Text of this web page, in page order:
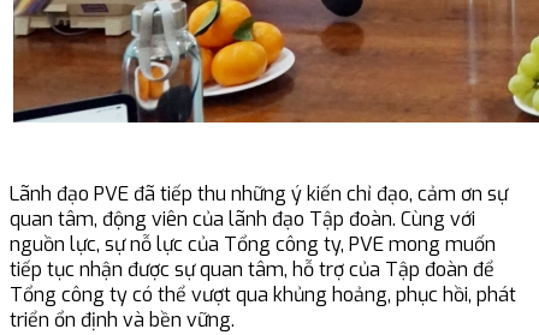
Lãnh đạo PVE đã tiếp thu những ý kiến chỉ đạo, cảm ơn sự
quan tâm, động viên của lãnh đạo Tập đoàn. Cùng với
nguồn lực, sự nỗ lực của Tổng công ty, PVE mong muốn
tiếp tục nhận được sự quan tâm, hỗ trợ của Tập đoàn để
Tổng công ty có thể vượt qua khủng hoảng, phục hồi, phát
triển ổn định và bền vững.